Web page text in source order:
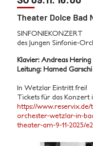
Theater Dolce Bad
SINFONIEKONZERT
des Jungen Sinfonie-
Klavier: Andreas Hering
Leitung: Hamed Garschi
In Wetzlar Eintritt frei!
Tickets für das
https://www.reservix.de/
orchester-wetzlar-in-
theater-am-9-11-2025/